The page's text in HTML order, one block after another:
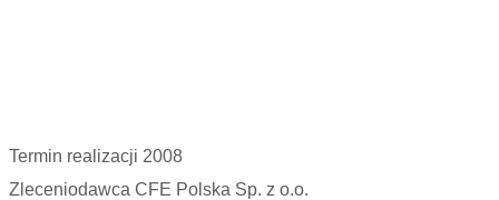
Termin realizacji 2008
Zleceniodawca CFE Polska Sp. z o.o.